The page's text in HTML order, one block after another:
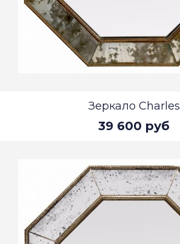
Зеркало Charles
39 600 руб